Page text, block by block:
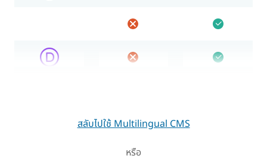
สลับไปใช้ Multilingual CMS
หรือ